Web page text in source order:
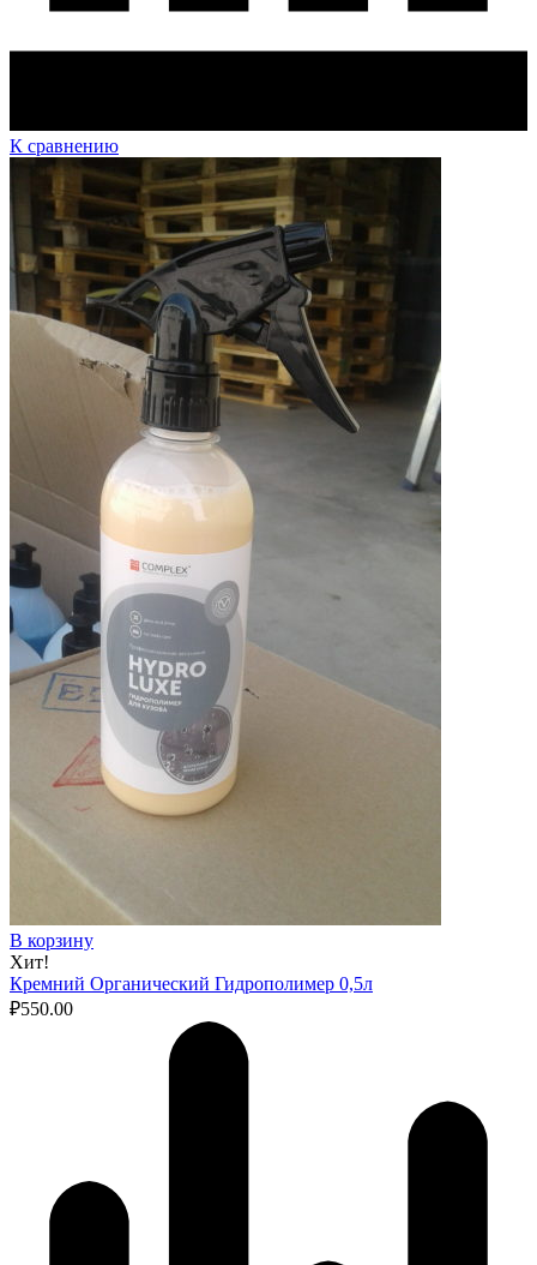
К сравнению
В корзину
Хит!
Кремний Органический Гидрополимер 0,5л
₽550.00